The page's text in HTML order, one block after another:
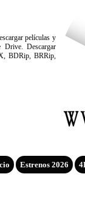
películas y
Drive. Descargar
BDRip, BRRip,
Estrenos 2026